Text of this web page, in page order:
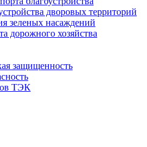
дворовых территорий
зеленых насаждений
дорожного хозяйства
защищенность
ТЭК